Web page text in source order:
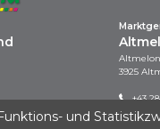
3925
+43
und